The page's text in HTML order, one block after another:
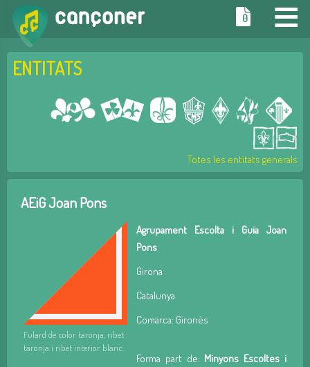
≡
0
ENTITATS
Totes les entitats generals
AEiG Joan Pons
Fulard de color taronja, ribet
taronja i ribet interior blanc.
Agrupament Escolta i Guia Joan
Pons
Girona
Catalunya
Comarca: Gironès
Forma part de: Minyons Escoltes i